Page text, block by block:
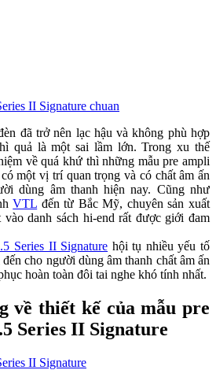
đã trở nên lạc hậu và không phù hợp
quả là một sai lầm lớn. Trong xu thế
về quá khứ thì những mẫu pre ampli
một vị trí quan trọng và có chất âm ấn
dùng âm thanh hiện nay. Cũng như
VTL đến từ Bắc Mỹ, chuyên sản xuất
danh sách hi-end rất được giới đam
Series II Signature hội tụ nhiều yếu tố
cho người dùng âm thanh chất âm ấn
hoàn toàn đôi tai nghe khó tính nhất.
về thiết kế của mẫu pre
Series II Signature